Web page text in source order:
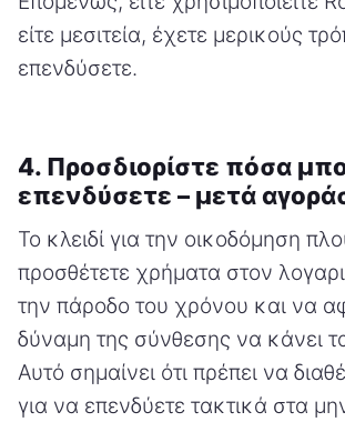
είτε μεσιτεία, έχετε μερικούς
επενδύσετε.
4. Προσδιορίστε πόσα
επενδύσετε – μετά
Το κλειδί για την οικοδόμηση
προσθέτετε χρήματα στον
την πάροδο του χρόνου και να
δύναμη της σύνθεσης να κάνει
Αυτό σημαίνει ότι πρέπει να
για να επενδύετε τακτικά στα